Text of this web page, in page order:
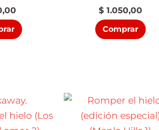
$1.050,00
Comprar